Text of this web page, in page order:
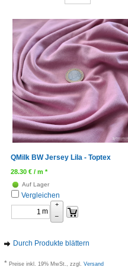
Überschrift
QMilk BW Jersey Lila - Toptex
28.30 € / m *
Auf Lager
Vergleichen
m
+
–
Durch Produkte blättern
* Preise inkl. 19% MwSt., zzgl. Versand